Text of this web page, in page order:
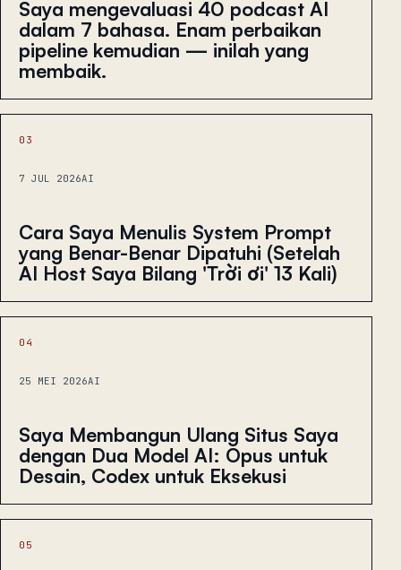
Saya mengevaluasi 40 podcast AI
dalam 7 bahasa. Enam perbaikan
pipeline kemudian — inilah yang
membaik.
03
7 JUL 2026AI
Cara Saya Menulis System Prompt
yang Benar-Benar Dipatuhi (Setelah
AI Host Saya Bilang 'Trời ơi' 13 Kali)
04
25 MEI 2026AI
Saya Membangun Ulang Situs Saya
dengan Dua Model AI: Opus untuk
Desain, Codex untuk Eksekusi
05